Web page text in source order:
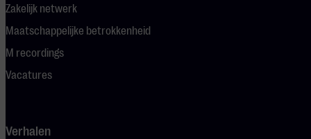
Zakelijk netwerk
Maatschappelijke betrokkenheid
M recordings
Vacatures
Verhalen